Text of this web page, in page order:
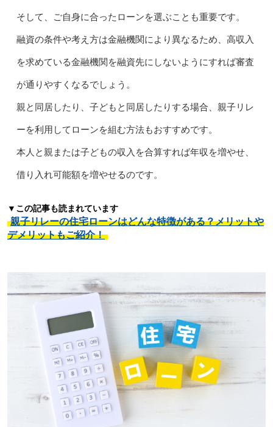
そして、ご自身に合ったローンを選ぶことも重要です。
融資の条件や考え方は金融機関により異なるため、高収入
を求めている金融機関を融資先にしないようにすれば審査
が通りやすくなるでしょう。
親と同居したり、子どもと同居したりする場合、親子リレ
ーを利用してローンを組む方法もおすすめです。
本人と親または子どもの収入を合算すれば年収を増やせ、
借り入れ可能額を増やせるのです。
▼この記事も読まれています
親子リレーの住宅ローンはどんな特徴がある？メリットや
デメリットもご紹介！